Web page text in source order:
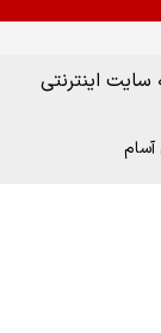
اینترنتی